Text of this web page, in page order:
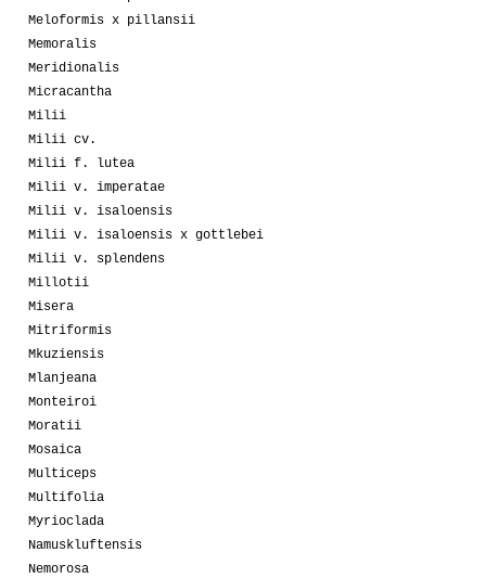
Meloformis x pillansii
Memoralis
Meridionalis
Micracantha
Milii
Milii cv.
Milii f. lutea
Milii v. imperatae
Milii v. isaloensis
Milii v. isaloensis x gottlebei
Milii v. splendens
Millotii
Misera
Mitriformis
Mkuziensis
Mlanjeana
Monteiroi
Moratii
Mosaica
Multiceps
Multifolia
Myrioclada
Namuskluftensis
Nemorosa